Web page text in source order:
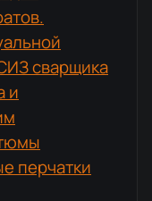
сварщика
и
перчатки